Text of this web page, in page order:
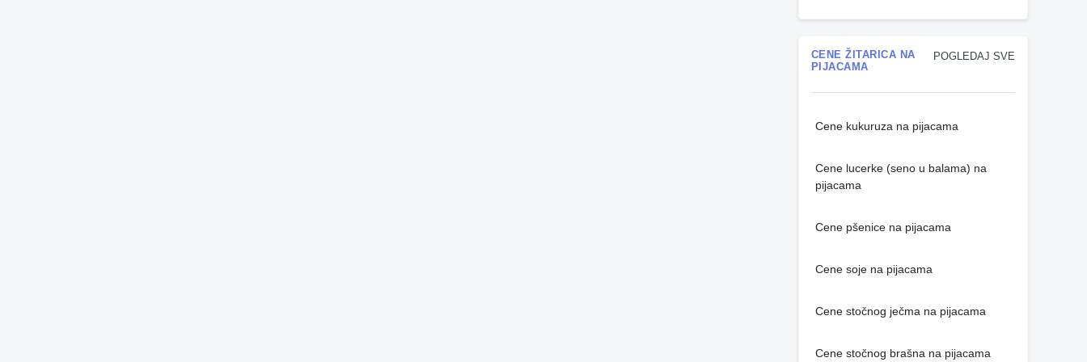
POGLEDAJ SVE
CENE ŽITARICA NA
PIJACAMA
Cene kukuruza na pijacama
Cene lucerke (seno u balama) na
pijacama
Cene pšenice na pijacama
Cene soje na pijacama
Cene stočnog ječma na pijacama
Cene stočnog brašna na pijacama